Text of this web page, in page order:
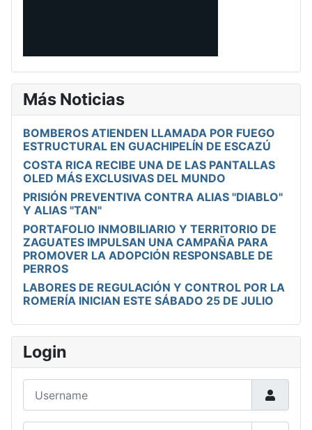
Más Noticias
BOMBEROS ATIENDEN LLAMADA POR FUEGO
ESTRUCTURAL EN GUACHIPELÍN DE ESCAZÚ
COSTA RICA RECIBE UNA DE LAS PANTALLAS
OLED MÁS EXCLUSIVAS DEL MUNDO
PRISIÓN PREVENTIVA CONTRA ALIAS "DIABLO"
Y ALIAS "TAN"
PORTAFOLIO INMOBILIARIO Y TERRITORIO DE
ZAGUATES IMPULSAN UNA CAMPAÑA PARA
PROMOVER LA ADOPCIÓN RESPONSABLE DE
PERROS
LABORES DE REGULACIÓN Y CONTROL POR LA
ROMERÍA INICIAN ESTE SÁBADO 25 DE JULIO
Login